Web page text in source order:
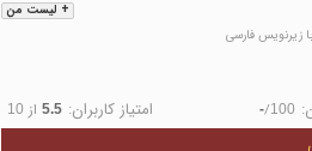
+ لیست من
با زیرنویس فارسی
-/100 امتیاز کاربران: 5.5 از 10